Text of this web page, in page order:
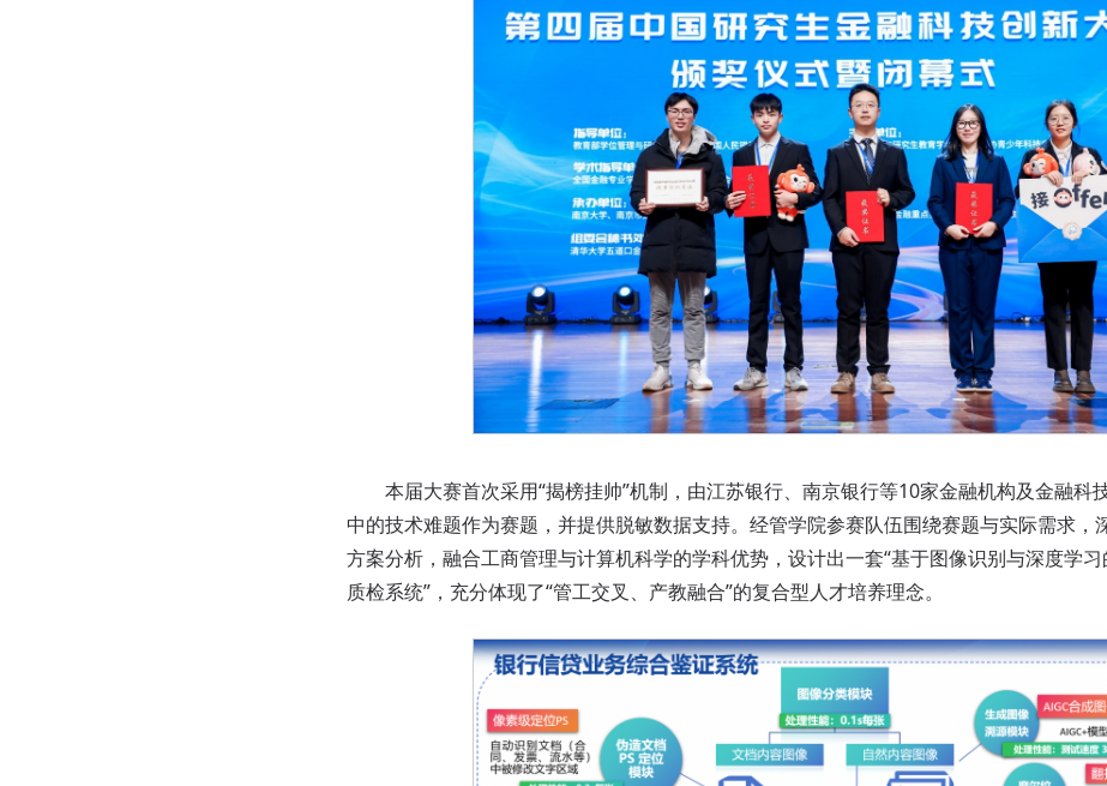
本届大赛首次采用“揭榜挂帅”机制，由江苏银行、南京银行等10家金融机构及金融科
中的技术难题作为赛题，并提供脱敏数据支持。经管学院参赛队伍围绕赛题与实际需求，
方案分析，融合工商管理与计算机科学的学科优势，设计出一套“基于图像识别与深度学
质检系统”，充分体现了“管工交叉、产教融合”的复合型人才培养理念。